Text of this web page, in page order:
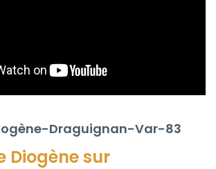
Draguignan-Var-83
Diogène sur